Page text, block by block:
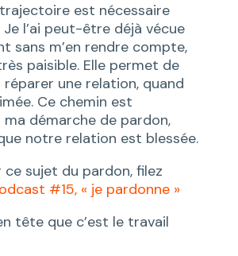
est nécessaire
l’ai peut-être déjà vécue
sans m’en rendre compte,
paisible. Elle permet de
une relation, quand
Ce chemin est
ma démarche de pardon,
notre relation est blessée.
ce sujet du pardon, filez
#15, « je pardonne »
tête que c’est le travail